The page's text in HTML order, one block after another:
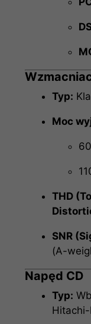
Typ:
Moc
THD
SNR
(A-
Napęd CD
Typ:
Hitachi-